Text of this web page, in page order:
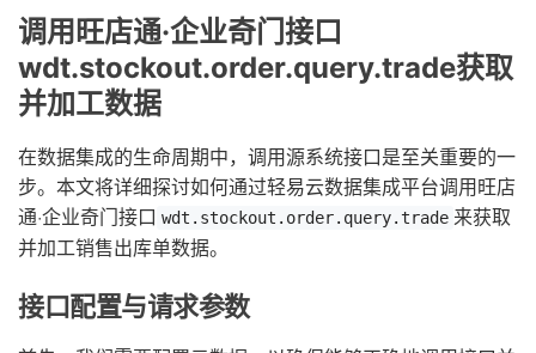
调用旺店通·企业奇门接口
wdt.stockout.order.query.trade获取
并加工数据
在数据集成的生命周期中，调用源系统接口是至关重要的一
步。本文将详细探讨如何通过轻易云数据集成平台调用旺店
通·企业奇门接口 wdt.stockout.order.query.trade 来获取
并加工销售出库单数据。
接口配置与请求参数